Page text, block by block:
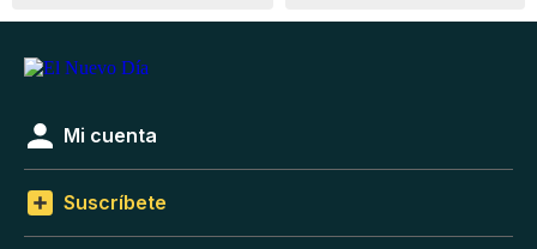
Mi cuenta
Suscríbete